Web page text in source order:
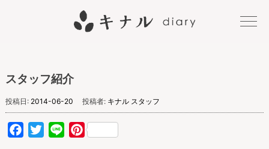
diary
スタッフ紹介
投稿日: 2014-06-20 投稿者: キナル スタッフ
FacebookTwitterLine Pinterest